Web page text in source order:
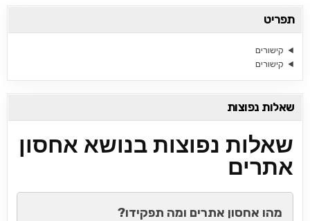
תפריט
קישורים
קישורים
שאלות נפוצות
שאלות נפוצות בנושא אחסון
אתרים
מהו אחסון אתרים ומה תפקידו?